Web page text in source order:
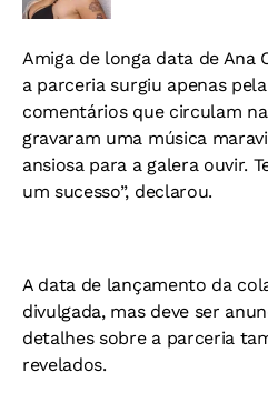
Amiga de longa data de Ana
a parceria surgiu apenas
comentários que circulam
gravaram uma música
ansiosa para a galera ouvir.
um sucesso”, declarou.
A data de lançamento da
divulgada, mas deve ser
detalhes sobre a parceria
revelados.